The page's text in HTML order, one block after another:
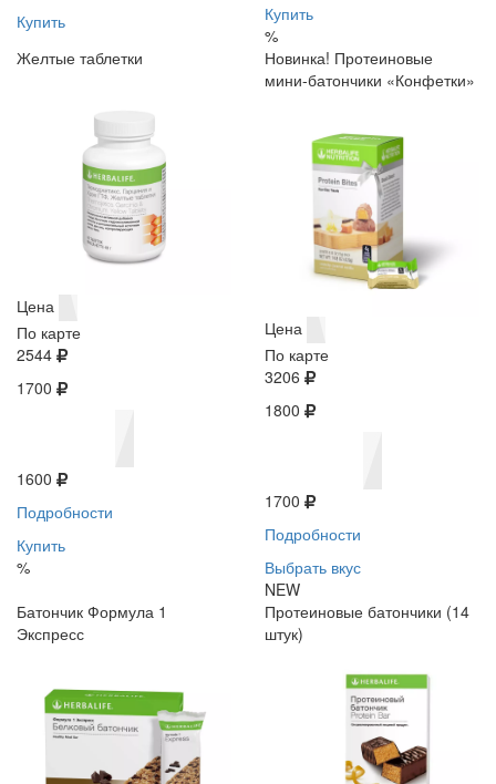
Купить
Купить
%
Желтые таблетки
Цена
По карте
2544
1700
1600
Подробности
Купить
%
Новинка! Протеиновые
мини-батончики «Конфетки»
Цена
По карте
3206
1800
1700
Подробности
Выбрать вкус
NEW
Батончик Формула 1
Экспресс
Протеиновые батончики (14
штук)